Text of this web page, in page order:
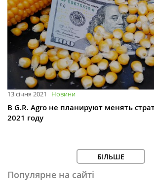
13 січня 2021 Новини
В G.R. Agro не планируют менять
2021 году
БІЛЬШЕ
Популярне на сайті